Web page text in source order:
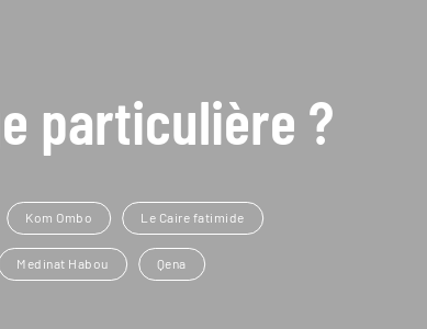
particulière ?
Kom Ombo Le Caire fatimide
Medinat Habou Qena